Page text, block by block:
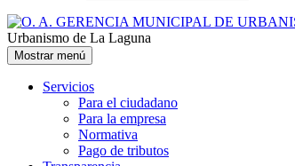
Urbanismo de La Laguna
Mostrar menú
Servicios
Para el ciudadano
Para la empresa
Normativa
Pago de tributos